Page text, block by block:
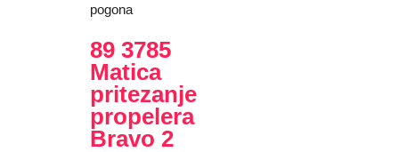
pogona
89 3785
Matica
pritezanje
propelera
Bravo 2